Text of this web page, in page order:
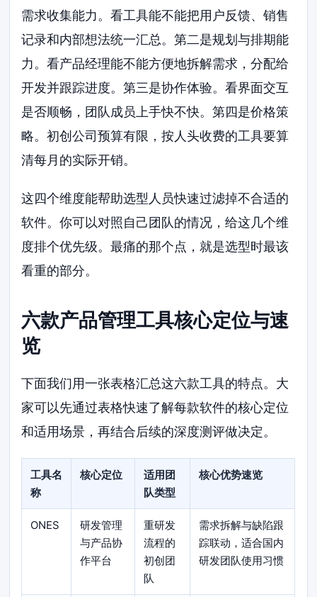
需求收集能力。看工具能不能把用户反馈、销售
记录和内部想法统一汇总。第二是规划与排期能
力。看产品经理能不能方便地拆解需求，分配给
开发并跟踪进度。第三是协作体验。看界面交互
是否顺畅，团队成员上手快不快。第四是价格策
略。初创公司预算有限，按人头收费的工具要算
清每月的实际开销。
这四个维度能帮助选型人员快速过滤掉不合适的
软件。你可以对照自己团队的情况，给这几个维
度排个优先级。最痛的那个点，就是选型时最该
看重的部分。
六款产品管理工具核心定位与速
览
下面我们用一张表格汇总这六款工具的特点。大
家可以先通过表格快速了解每款软件的核心定位
和适用场景，再结合后续的深度测评做决定。
工具名
称
核心定位
适用团
队类型
核心优势速览
ONES
研发管理
与产品协
作平台
重研发
流程的
初创团
队
需求拆解与缺陷跟
踪联动，适合国内
研发团队使用习惯